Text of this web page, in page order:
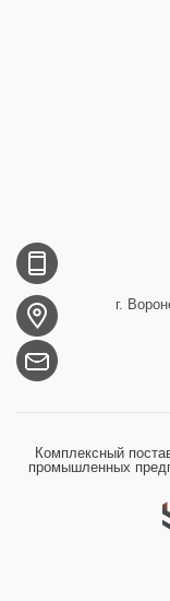
г.
Комплексный
промышленных